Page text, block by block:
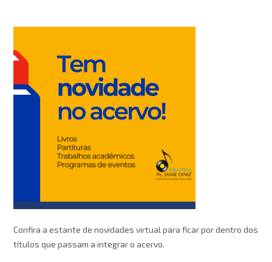
Confira a estante de novidades virtual para ficar por dentro dos
títulos que passam a integrar o acervo.